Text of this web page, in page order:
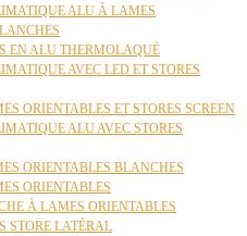
ALU À LAMES
EN ALU THERMOLAQUÉ
AVEC LED ET STORES
ORIENTABLES ET STORES SCREEN
ALU AVEC STORES
ORIENTABLES BLANCHES
ORIENTABLES
À LAMES ORIENTABLES
STORE LATÉRAL